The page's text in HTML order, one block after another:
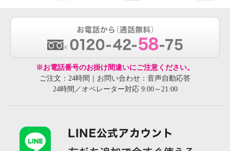
※お電話番号のお掛け間違いにご注意ください。
ご注文：24時間｜お問い合わせ：音声自動応答
24時間／オペレーター対応 9:00～21:00